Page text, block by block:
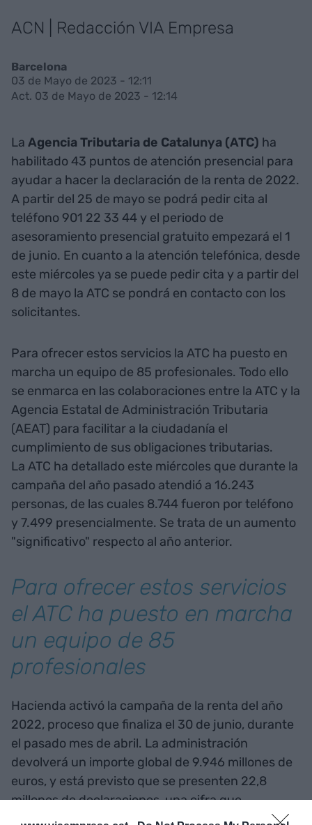
ACN | Redacción VIA Empresa
Barcelona
03 de Mayo de 2023 - 12:11
Act. 03 de Mayo de 2023 - 12:14
La Agencia Tributaria de Catalunya (ATC) ha
habilitado 43 puntos de atención presencial para
ayudar a hacer la declaración de la renta de 2022.
A partir del 25 de mayo se podrá pedir cita al
teléfono 901 22 33 44 y el periodo de
asesoramiento presencial gratuito empezará el 1
de junio. En cuanto a la atención telefónica, desde
este miércoles ya se puede pedir cita y a partir del
8 de mayo la ATC se pondrá en contacto con los
solicitantes.
Para ofrecer estos servicios la ATC ha puesto en
marcha un equipo de 85 profesionales. Todo ello
se enmarca en las colaboraciones entre la ATC y la
Agencia Estatal de Administración Tributaria
(AEAT) para facilitar a la ciudadanía el
cumplimiento de sus obligaciones tributarias.
La ATC ha detallado este miércoles que durante la
campaña del año pasado atendió a 16.243
personas, de las cuales 8.744 fueron por teléfono
y 7.499 presencialmente. Se trata de un aumento
"significativo" respecto al año anterior.
Para ofrecer estos servicios
el ATC ha puesto en marcha
un equipo de 85
profesionales
Hacienda activó la campaña de la renta del año
2022, proceso que finaliza el 30 de junio, durante
el pasado mes de abril. La administración
devolverá un importe global de 9.946 millones de
euros, y está previsto que se presenten 22,8
millones de declaraciones, una cifra que
representa un incremento de un 3,4% más que el